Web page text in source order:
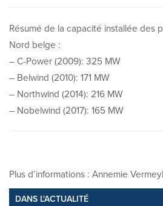
Résumé de la capacité installée des
Nord belge :
– C-Power (2009): 325 MW
– Belwind (2010): 171 MW
– Northwind (2014): 216 MW
– Nobelwind (2017): 165 MW
Plus d’informations : Annemie
DANS L'ACTUALITÉ